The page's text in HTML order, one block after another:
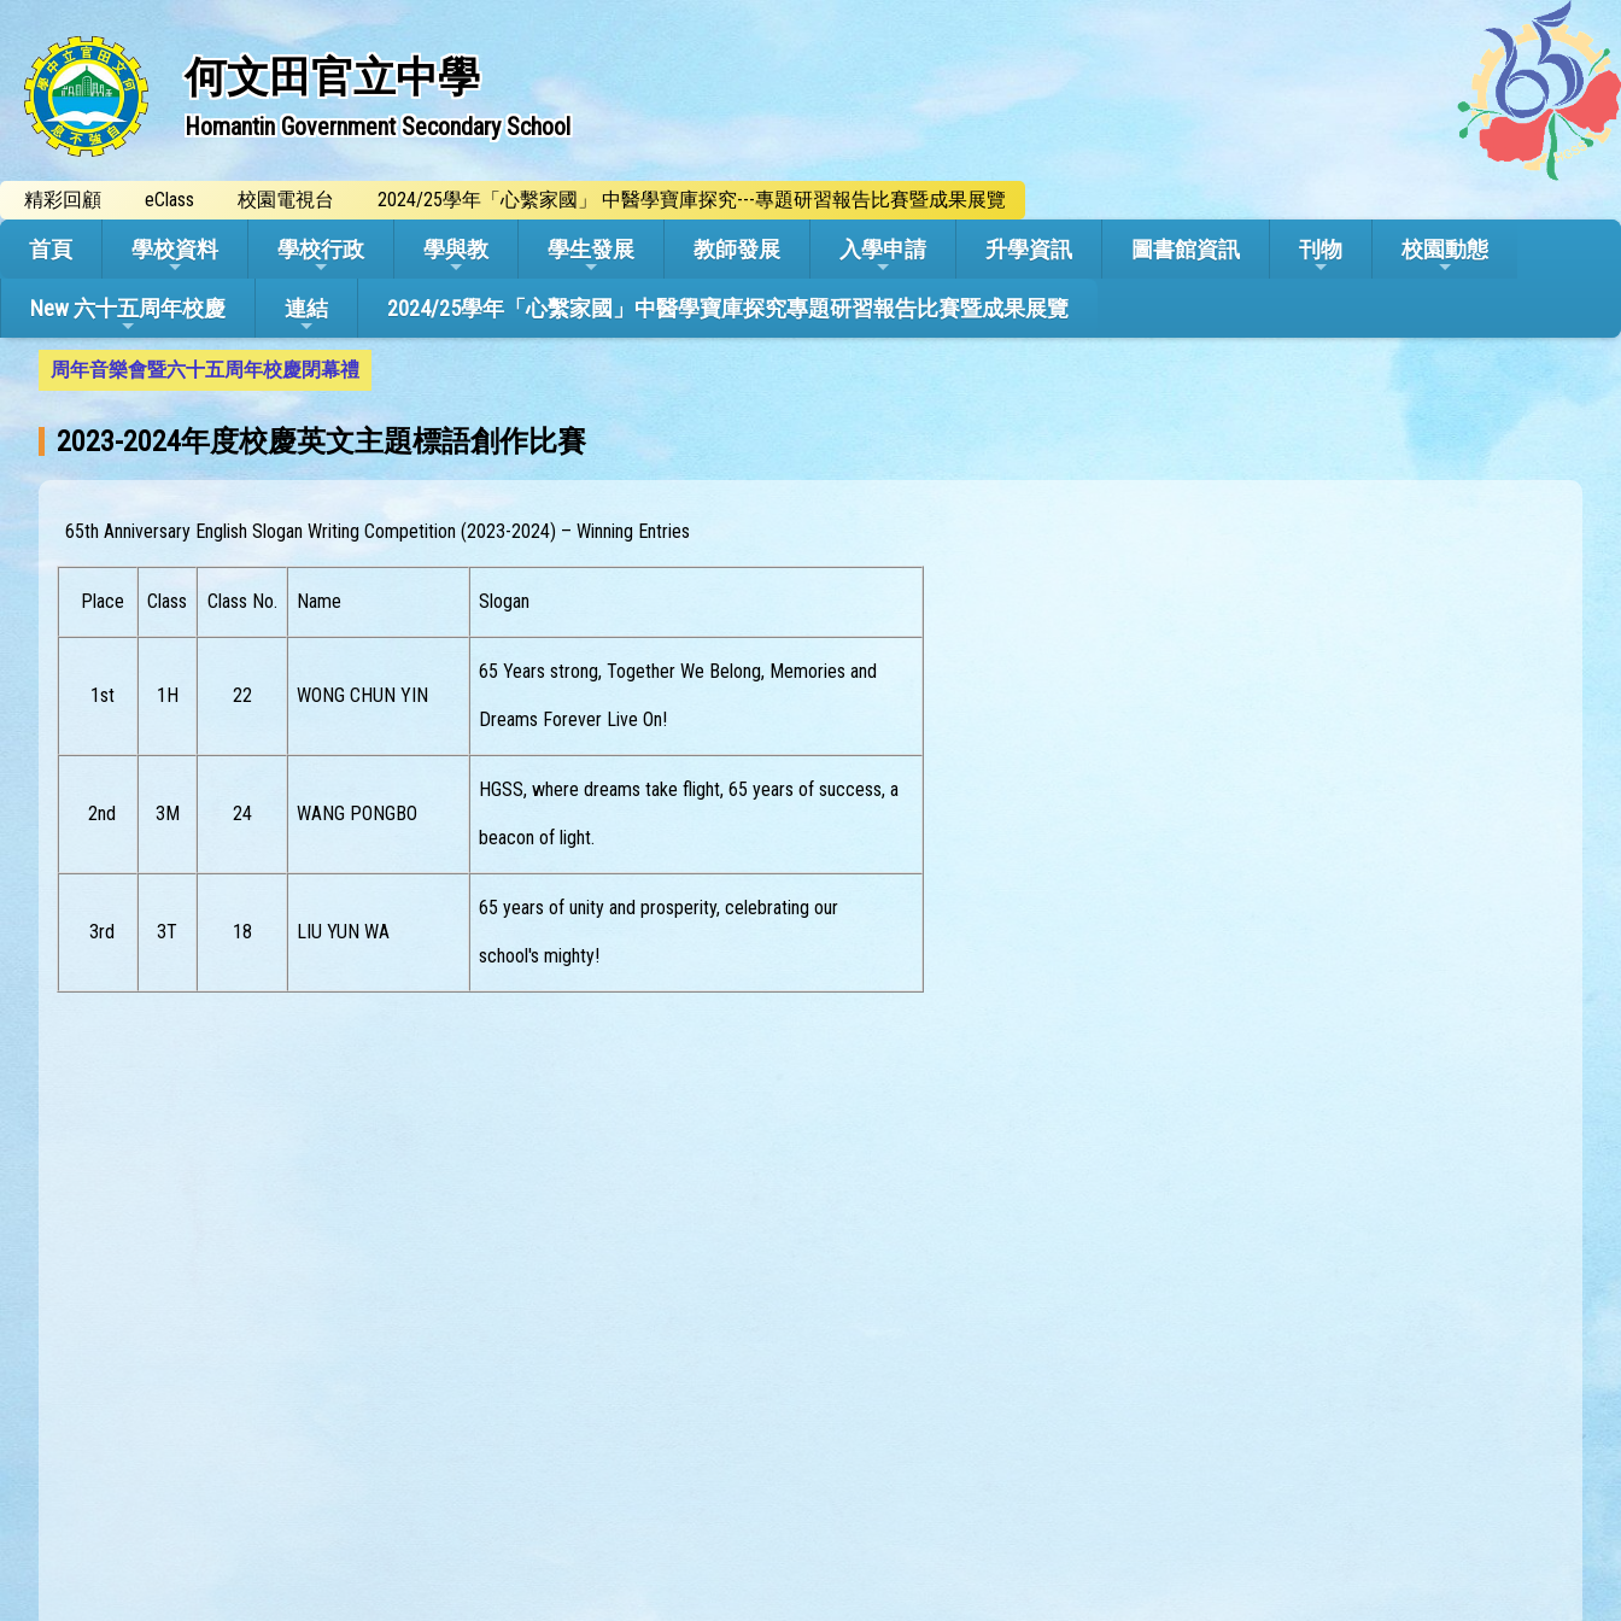
何文田官立中學
Homantin Government Secondary School
精彩回顧 eClass 校園電視台 2024/25學年「心繫家國」 中醫學寶庫探究---專題研習報告比賽暨成果展覽
首頁 學校資料 學校行政 學與教 學生發展 教師發展 入學申請 升學資訊 圖書館資訊 刊物 校園動態
New 六十五周年校慶 連結 2024/25學年「心繫家國」中醫學寶庫探究專題研習報告比賽暨成果展覽
周年音樂會暨六十五周年校慶閉幕禮
2023-2024年度校慶英文主題標語創作比賽
65th Anniversary English Slogan Writing Competition (2023-2024) – Winning Entries
Place Class Class No. Name Slogan
1st 1H 22 WONG CHUN YIN
65 Years strong, Together We Belong, Memories and
Dreams Forever Live On!
2nd 3M 24 WANG PONGBO
HGSS, where dreams take flight, 65 years of success, a
beacon of light.
3rd 3T 18 LIU YUN WA
65 years of unity and prosperity, celebrating our
school's mighty!